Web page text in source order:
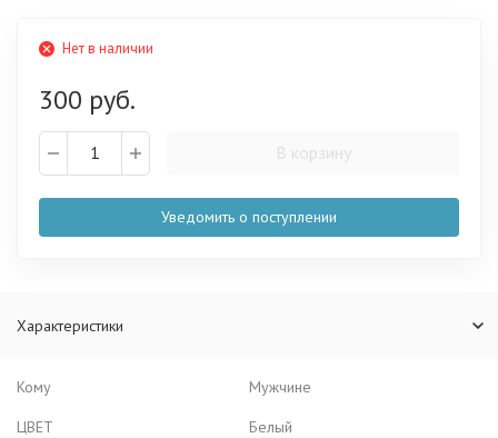
Нет в наличии
300 руб.
В корзину
Уведомить о поступлении
Характеристики
Кому
Мужчине
ЦВЕТ
Белый